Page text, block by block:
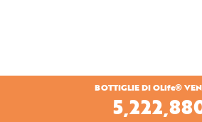
BOTTIGLIE DI OLife®